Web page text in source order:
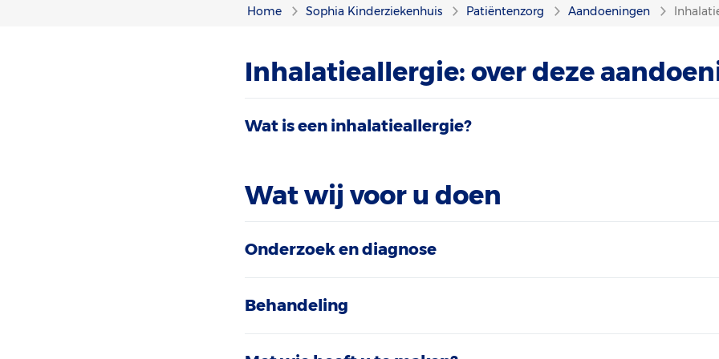
Home Sophia Kinderziekenhuis Patiëntenzorg Aandoeningen
Inhalatieallergie: over deze
Wat is een inhalatieallergie?
Wat wij voor u doen
Onderzoek en diagnose
Behandeling